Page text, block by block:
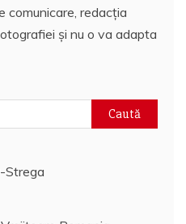
comunicare, redacția
și nu o va adapta